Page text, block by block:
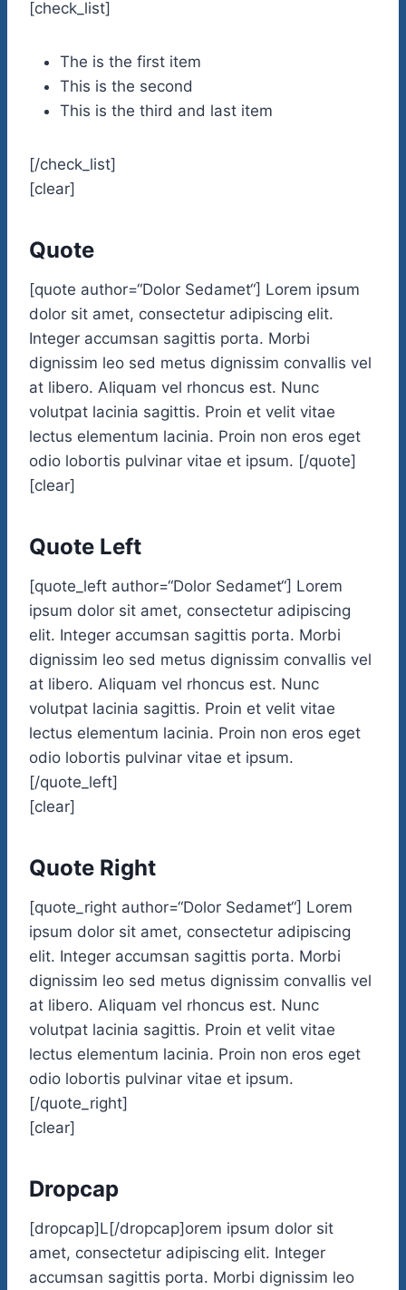
[check_list]
The is the first item
This is the second
This is the third and last item
[/check_list]
[clear]
Quote
[quote author=“Dolor Sedamet“] Lorem ipsum
dolor sit amet, consectetur adipiscing elit.
Integer accumsan sagittis porta. Morbi
dignissim leo sed metus dignissim convallis vel
at libero. Aliquam vel rhoncus est. Nunc
volutpat lacinia sagittis. Proin et velit vitae
lectus elementum lacinia. Proin non eros eget
odio lobortis pulvinar vitae et ipsum. [/quote]
[clear]
Quote Left
[quote_left author=“Dolor Sedamet“] Lorem
ipsum dolor sit amet, consectetur adipiscing
elit. Integer accumsan sagittis porta. Morbi
dignissim leo sed metus dignissim convallis vel
at libero. Aliquam vel rhoncus est. Nunc
volutpat lacinia sagittis. Proin et velit vitae
lectus elementum lacinia. Proin non eros eget
odio lobortis pulvinar vitae et ipsum.
[/quote_left]
[clear]
Quote Right
[quote_right author=“Dolor Sedamet“] Lorem
ipsum dolor sit amet, consectetur adipiscing
elit. Integer accumsan sagittis porta. Morbi
dignissim leo sed metus dignissim convallis vel
at libero. Aliquam vel rhoncus est. Nunc
volutpat lacinia sagittis. Proin et velit vitae
lectus elementum lacinia. Proin non eros eget
odio lobortis pulvinar vitae et ipsum.
[/quote_right]
[clear]
Dropcap
[dropcap]L[/dropcap]orem ipsum dolor sit
amet, consectetur adipiscing elit. Integer
accumsan sagittis porta. Morbi dignissim leo